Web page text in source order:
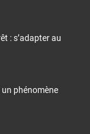
: s’adapter au
phénomène